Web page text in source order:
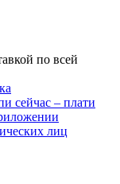
по всей
сейчас – плати
лиц